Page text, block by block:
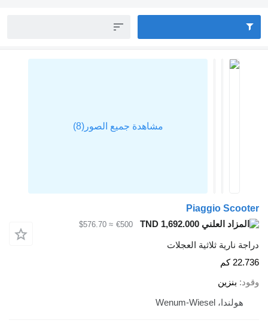
Piaggio Scooter
€500
≈ $576.70
دراجة نارية ثلاثية العجلات
22.736 كم
وقود بنزين
هولندا، Wenum-Wiesel